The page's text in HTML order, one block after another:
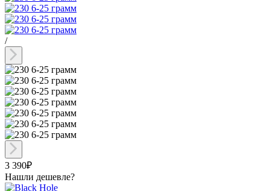
/
3 390₽
Нашли дешевле?